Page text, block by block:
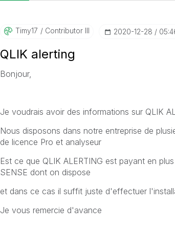
Timy17 Contributor III ‎2020-12-28
QLIK alerting
Bonjour,
Je voudrais avoir des informations sur QLIK
Nous disposons dans notre entreprise de
de licence Pro et analyseur
Est ce que QLIK ALERTING est payant en
SENSE dont on dispose
et dans ce cas il suffit juste d'effectuer
Je vous remercie d'avance